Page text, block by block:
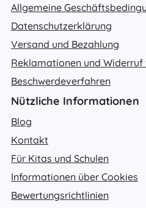
Allgemeine
Datenschutzerklärung
Versand und Bezahlung
Reklamationen und
Beschwerdeverfahren
Nützliche Informationen
Blog
Kontakt
Für Kitas und Schulen
Informationen über Cookies
Bewertungsrichtlinien